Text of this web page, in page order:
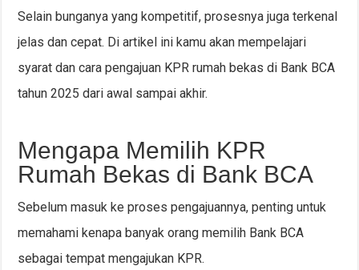
Selain bunganya yang kompetitif, prosesnya juga terkenal
jelas dan cepat. Di artikel ini kamu akan mempelajari
syarat dan cara pengajuan KPR rumah bekas di Bank BCA
tahun 2025 dari awal sampai akhir.
Mengapa Memilih KPR
Rumah Bekas di Bank BCA
Sebelum masuk ke proses pengajuannya, penting untuk
memahami kenapa banyak orang memilih Bank BCA
sebagai tempat mengajukan KPR.